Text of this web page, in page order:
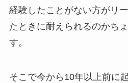
経験したことがない方がリ
たときに耐えられるのかち
す。
そこで今から10年以上前に